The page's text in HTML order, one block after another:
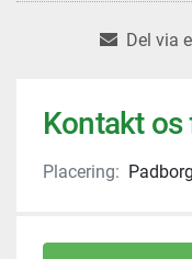
Del via
Kontakt
Placering: